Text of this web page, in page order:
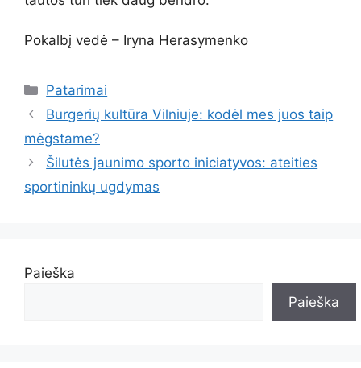
Pokalbį vedė – Iryna Нerasymenko
Kategorijos
Patarimai
Burgerių kultūra Vilniuje: kodėl mes juos taip
mėgstame?
Šilutės jaunimo sporto iniciatyvos: ateities
sportininkų ugdymas
Paieška
Paieška